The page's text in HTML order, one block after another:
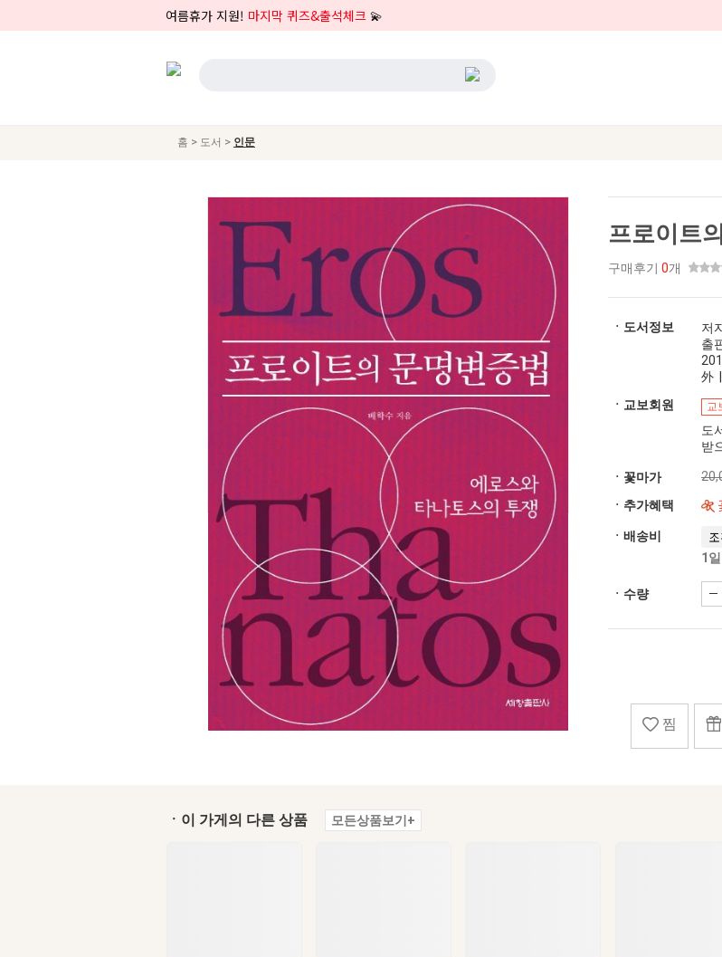
여름휴가 지원! 마지막 퀴즈&출석체크 💫
홈 > 도서 > 인문
프로이트
구매후기 0개
ㆍ도서정보
저
출
外
ㆍ교보회원
교
도
받
ㆍ꽃마가
ㆍ추가혜택
ㆍ배송비
1
ㆍ수량
찜
ㆍ이 가게의 다른 상품 모든상품보기+